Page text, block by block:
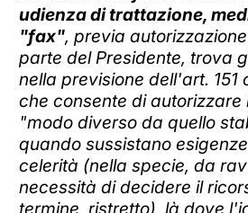
udienza di trattazione,
"fax", previa
parte del Presidente, trova
nella previsione dell'art. 151
che consente di autorizzare
"modo diverso da quello
quando sussistano
celerità (nella specie, da
necessità di decidere il
termine, ristretto), là dove